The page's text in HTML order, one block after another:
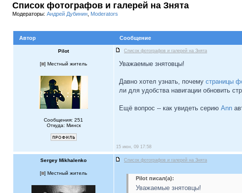
Список фотографов и галерей на Знята
Модераторы: Андрей Дубинин Moderators
Автор
Сообщение
Pilot Список фотографов и галерей на Знята
[ ] Местный житель
Сообщения: 251
Откуда: Минск
Уважаемые знятовцы!
Давно хотел узнать, почему страницы
ли для удобства навигации обновить
Ещё вопрос -- как увидеть серию Ann
15 июн, 09 17:58
Sergey Mikhalenko Список фотографов и галерей на Знята
[ ] Местный житель
Pilot писал(а):
Уважаемые знятовцы!